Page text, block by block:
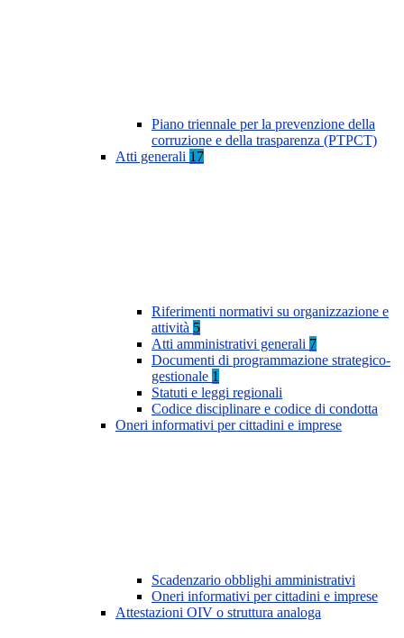
Piano triennale per la prevenzione della
corruzione e della trasparenza (PTPCT)
Atti generali 17
Riferimenti normativi su organizzazione e
attività 5
Atti amministrativi generali 7
Documenti di programmazione strategico-
gestionale 1
Statuti e leggi regionali
Codice disciplinare e codice di condotta
Oneri informativi per cittadini e imprese
Scadenzario obblighi amministrativi
Oneri informativi per cittadini e imprese
Attestazioni OIV o struttura analoga